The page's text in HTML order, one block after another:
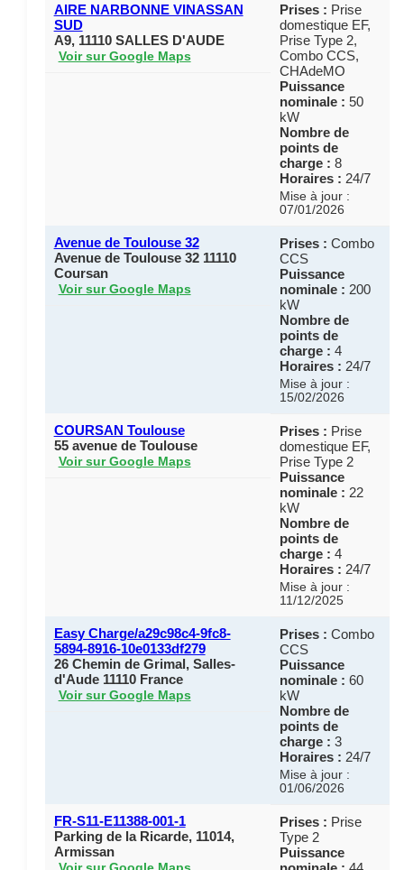
AIRE NARBONNE VINASSAN
SUD
A9, 11110 SALLES D'AUDE
Voir sur Google Maps
Prises : Prise
domestique EF,
Prise Type 2,
Combo CCS,
CHAdeMO
Puissance
nominale : 50
kW
Nombre de
points de
charge : 8
Horaires : 24/7
Mise à jour :
07/01/2026
Avenue de Toulouse 32
Avenue de Toulouse 32 11110
Coursan
Voir sur Google Maps
Prises : Combo
CCS
Puissance
nominale : 200
kW
Nombre de
points de
charge : 4
Horaires : 24/7
Mise à jour :
15/02/2026
COURSAN Toulouse
55 avenue de Toulouse
Voir sur Google Maps
Prises : Prise
domestique EF,
Prise Type 2
Puissance
nominale : 22
kW
Nombre de
points de
charge : 4
Horaires : 24/7
Mise à jour :
11/12/2025
Easy Charge/a29c98c4-9fc8-
5894-8916-10e0133df279
26 Chemin de Grimal, Salles-
d'Aude 11110 France
Voir sur Google Maps
Prises : Combo
CCS
Puissance
nominale : 60
kW
Nombre de
points de
charge : 3
Horaires : 24/7
Mise à jour :
01/06/2026
FR-S11-E11388-001-1
Parking de la Ricarde, 11014,
Armissan
Prises : Prise
Type 2
Puissance